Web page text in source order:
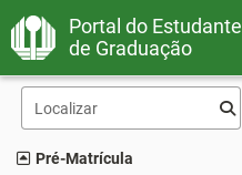
Portal do Estudante
de Graduação
Pré-Matrícula